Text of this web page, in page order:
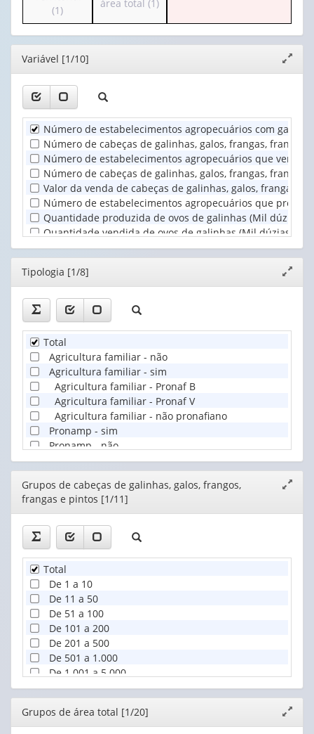
(1)
1
valor):
galos,...
(1)
cabeçalho
(possui
apenas
1
Unidade
Territorial
(1)
(1)
(possui
1
Grupos
de
área
total
(1)
área total (1)
Editor
janela
Variável [1/10]
Número de estabelecimentos agropecuários com
Número de cabeças de galinhas, galos, frangas,
Número de estabelecimentos agropecuários que
Número de cabeças de galinhas, galos, frangas,
Valor da venda de cabeças de galinhas, galos, frangas,
Número de estabelecimentos agropecuários que
Quantidade produzida de ovos de galinhas (Mil dúzias)
Quantidade vendida de ovos de galinhas (Mil dúzias)
Valor da produção dos ovos de galinhas (Mil Reais): 0d
Valor da venda dos ovos de galinhas (Mil Reais): 0de
Editor
janela
Tipologia [1/8]
Total
Agricultura familiar - não
Agricultura familiar - sim
Agricultura familiar - Pronaf B
Agricultura familiar - Pronaf V
Agricultura familiar - não pronafiano
Pronamp - sim
Pronamp - não
Editor
Grupos de cabeças de galinhas, galos, frangos,
frangas e pintos [1/11]
Total
De 1 a 10
De 11 a 50
De 51 a 100
De 101 a 200
De 201 a 500
De 501 a 1.000
De 1.001 a 5.000
De 5.001 a 10.000
De 10.001 e mais
Sem cabeças de galinhas, galos, frangos, frangas e
Editor
janela
Grupos de área total [1/20]